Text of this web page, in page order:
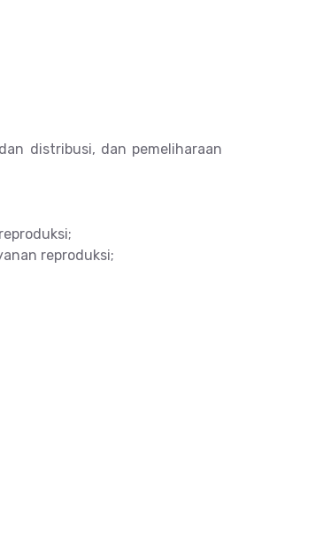
distribusi, dan pemeliharaan
reproduksi;